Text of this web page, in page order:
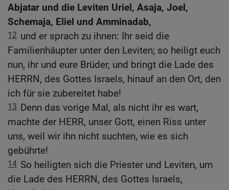
Abjatar und die Leviten Uriel, Asaja, Joel,
Schemaja, Eliel und Amminadab,
12 und er sprach zu ihnen: Ihr seid die
Familienhäupter unter den Leviten; so heiligt euch
nun, ihr und eure Brüder, und bringt die Lade des
HERRN, des Gottes Israels, hinauf an den Ort, den
ich für sie zubereitet habe!
13 Denn das vorige Mal, als nicht ihr es wart,
machte der HERR, unser Gott, einen Riss unter
uns, weil wir ihn nicht suchten, wie es sich
gebührte!
14 So heiligten sich die Priester und Leviten, um
die Lade des HERRN, des Gottes Israels,